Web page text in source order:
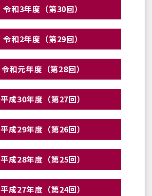
令和3年度（第30回）
令和2年度（第29回）
令和元年度（第28回）
平成30年度（第27回）
平成29年度（第26回）
平成28年度（第25回）
平成27年度（第24回）